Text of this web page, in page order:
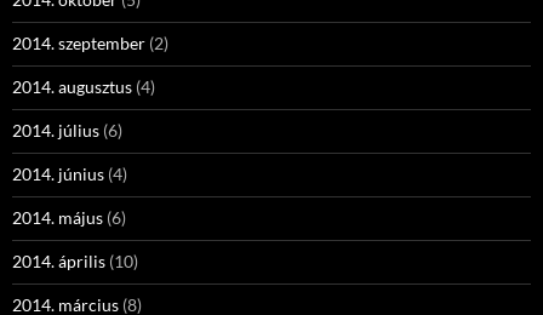
2014. szeptember (2)
2014. augusztus (4)
2014. július (6)
2014. június (4)
2014. május (6)
2014. április (10)
2014. március (8)